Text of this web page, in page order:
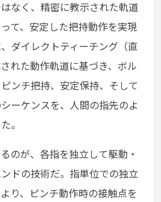
なく、精密に教示された軌道
て、安定した把持動作を実現
ダイレクトティーチング（直
れた動作軌道に基づき、ボル
ンチ把持、安定保持、そして
ーケンスを、人間の指先のよ
。
のが、各指を独立して駆動・
ドの技術だ。指単位での独立
り、ピンチ動作時の接触点を